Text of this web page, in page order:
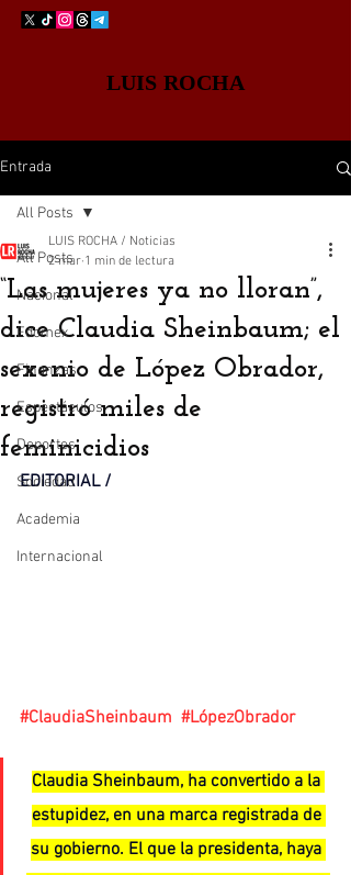
LUIS ROCHA
Entrada
All Posts
Nacional
Edomex
Finanzas
Espectáculos
Deportes
Sociedad
Academia
Internacional
All Posts
“Las mujeres ya no lloran”,
dice Claudia Sheinbaum; el
sexenio de López Obrador,
registró miles de
feminicidios
LUIS ROCHA / Noticias
2 mar 1 min de lectura
EDITORIAL /
#ClaudiaSheinbaum #LópezObrador
Claudia Sheinbaum, ha convertido a la
estupidez, en una marca registrada de
su gobierno. El que la presidenta, haya